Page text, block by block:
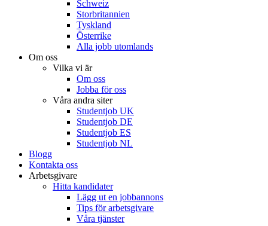
Schweiz
Storbritannien
Tyskland
Österrike
Alla jobb utomlands
Om oss
Vilka vi är
Om oss
Jobba för oss
Våra andra siter
Studentjob UK
Studentjob DE
Studentjob ES
Studentjob NL
Blogg
Kontakta oss
Arbetsgivare
Hitta kandidater
Lägg ut en jobbannons
Tips för arbetsgivare
Våra tjänster